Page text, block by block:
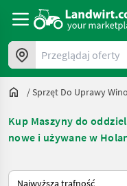
Przeglądaj oferty
/Sprzęt Do Uprawy
Kup Maszyny do
nowe i używane w
Tak sortuje się na